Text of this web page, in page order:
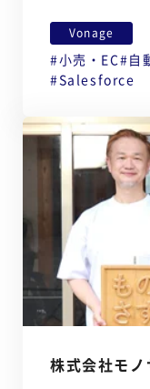
Vonage
小売・EC
自
Salesforce
株式会社モノ